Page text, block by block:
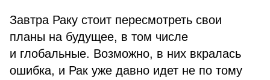
Завтра Раку стоит пересмотреть свои
планы на будущее, в том числе
и глобальные. Возможно, в них вкралась
ошибка, и Рак уже давно идет не по тому